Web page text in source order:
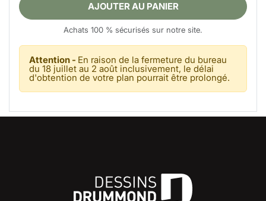
AJOUTER AU PANIER
Achats 100 % sécurisés sur notre site.
Attention - En raison de la fermeture du bureau
du 18 juillet au 2 août inclusivement, le délai
d'obtention de votre plan pourrait être prolongé.